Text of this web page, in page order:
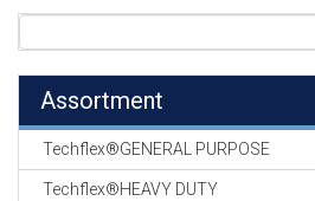
Assortment
Techflex®GENERAL PURPOSE
Techflex®HEAVY DUTY